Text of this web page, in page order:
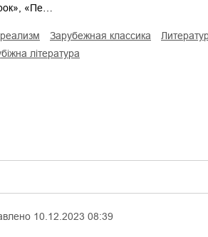
«Пе…
зарубежная классика
література
10.12.2023 08:39